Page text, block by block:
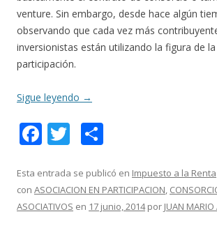
venture. Sin embargo, desde hace algún
observando que cada vez más
inversionistas están utilizando la figura de
participación.
Sigue leyendo →
F
ac
e
b
T
w
itt
er
m
p
Esta entrada se publicó en Impuesto a la Renta
con ASOCIACION EN PARTICIPACION
ASOCIATIVOS en 17 junio, 2014por JUAN